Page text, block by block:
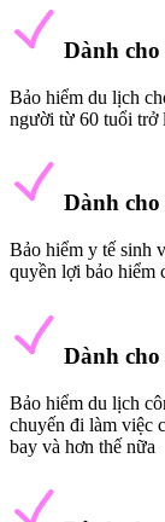
Dành cho
Bảo hiểm du lịch
người từ 60 tuổi trở
Dành
Bảo hiểm y tế sinh
quyền lợi bảo hiểm
Dành cho
Bảo hiểm du lịch
chuyến đi làm việc
bay và hơn thế nữa